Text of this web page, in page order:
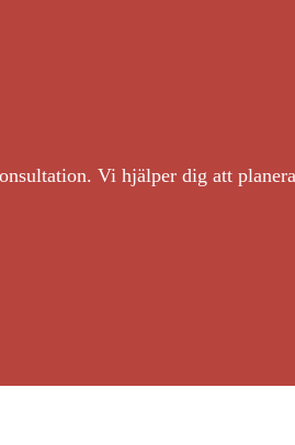
Vi hjälper dig att